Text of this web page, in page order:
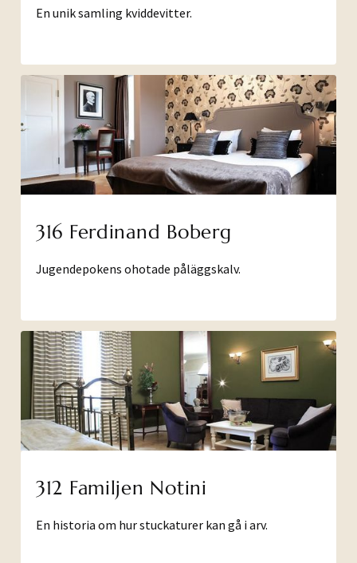
En unik samling kviddevitter.
316 Ferdinand Boberg
Jugendepokens ohotade påläggskalv.
312 Familjen Notini
En historia om hur stuckaturer kan gå i arv.